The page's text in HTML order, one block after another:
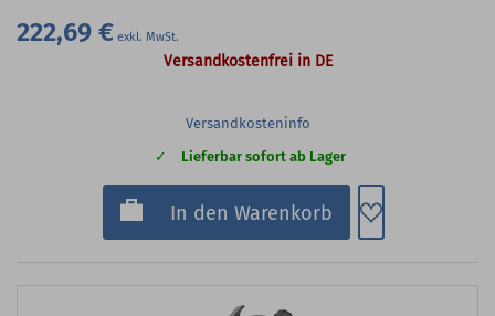
222,69 €
Versandkostenfrei in DE
Versandkosteninfo
Lieferbar sofort ab Lager
In den Warenkorb Zum